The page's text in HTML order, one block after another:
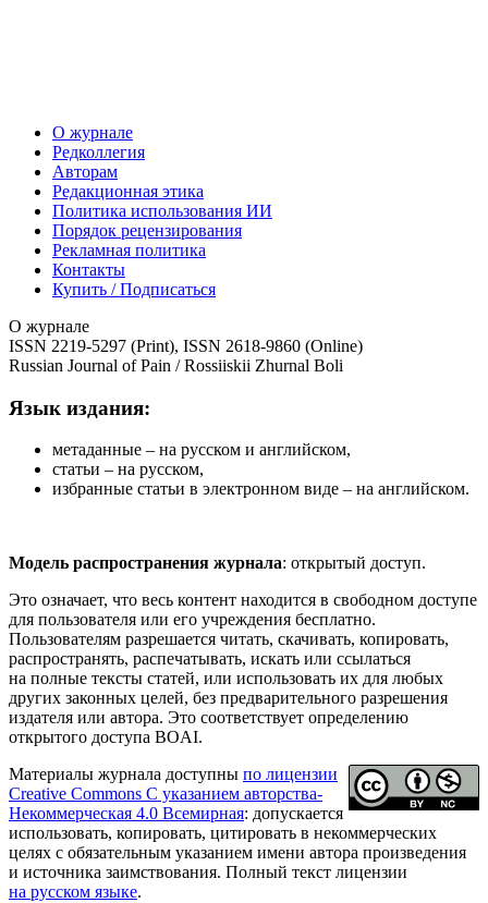
О журнале
Редколлегия
Авторам
Редакционная этика
Политика использования ИИ
Порядок рецензирования
Рекламная политика
Контакты
Купить / Подписаться
О журнале
ISSN 2219-5297 (Print), ISSN 2618-9860 (Online)
Russian Journal of Pain / Rossiiskii Zhurnal Boli
Язык издания:
метаданные – на русском и английском,
статьи – на русском,
избранные статьи в электронном виде – на английском.
Модель распространения журнала: открытый доступ.
Это означает, что весь контент находится в свободном доступе
для пользователя или его учреждения бесплатно.
Пользователям разрешается читать, скачивать, копировать,
распространять, распечатывать, искать или ссылаться
на полные тексты статей, или использовать их для любых
других законных целей, без предварительного разрешения
издателя или автора. Это соответствует определению
открытого доступа BOAI.
Материалы журнала доступны по лицензии
Creative Commons С указанием авторства-
Некоммерческая 4.0 Всемирная: допускается
использовать, копировать, цитировать в некоммерческих
целях с обязательным указанием имени автора произведения
и источника заимствования. Полный текст лицензии
на русском языке.